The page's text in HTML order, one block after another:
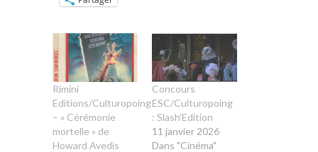
Rimini
Editions/Culturopoing
– « Cérémonie
mortelle » de
Howard Avedis
Concours
ESC/Culturopoing
: Slash’Edition
11 janvier 2026
Dans "Cinéma"